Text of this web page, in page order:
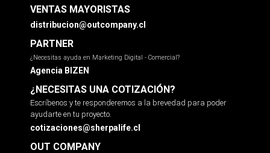
VENTAS MAYORISTAS
distribucion@outcompany.cl
PARTNER
¿Necesitas ayuda en Marketing Digital - Comercial?
Agencia BIZEN
¿NECESITAS UNA COTIZACIÓN?
Escríbenos y te responderemos a la brevedad para poder
ayudarte en tu proyecto.
cotizaciones@sherpalife.cl
OUT COMPANY